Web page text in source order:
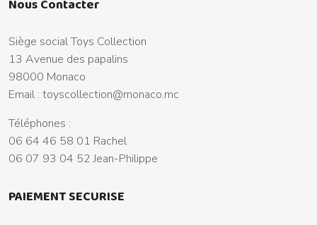
Nous Contacter
Siège social Toys Collection
13 Avenue des papalins
98000 Monaco
Email : toyscollection@monaco.mc
Téléphones :
06 64 46 58 01 Rachel
06 07 93 04 52 Jean-Philippe
PAIEMENT SECURISE